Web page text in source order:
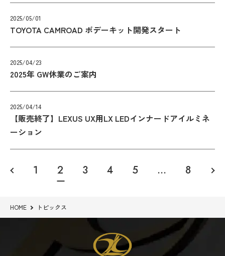
2025/05/01
TOYOTA CAMROAD ボデーキット開発スタート
2025/04/23
2025年 GW休業のご案内
2025/04/14
【販売終了】LEXUS UX用LX LEDインナードアイルミネ
ーション
1 2 3 4 5 … 8
HOME トピックス